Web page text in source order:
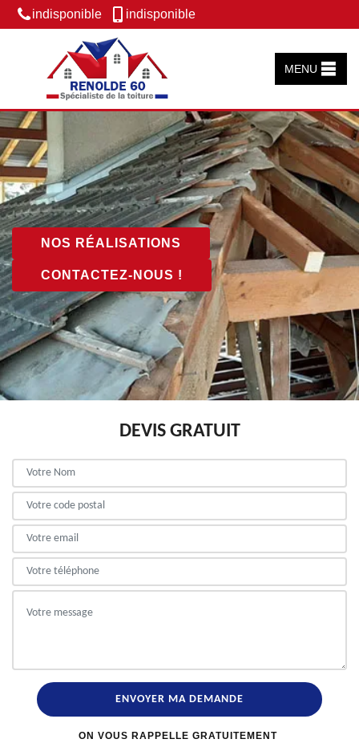
indisponible indisponible
MENU
NOS RÉALISATIONS
CONTACTEZ-NOUS !
DEVIS GRATUIT
ON VOUS RAPPELLE GRATUITEMENT